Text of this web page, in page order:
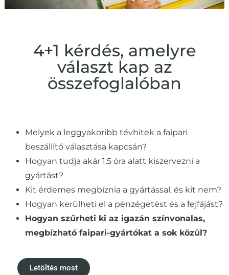
4+1 kérdés, amelyre
választ kap az
összefoglalóban
Melyek a leggyakoribb tévhitek a faipari
beszállító választása kapcsán?
Hogyan tudja akár 1,5 óra alatt kiszervezni a
gyártást?
Kit érdemes megbíznia a gyártással, és kit nem?
Hogyan kerülheti el a pénzégetést és a fejfájást?
Hogyan szűrheti ki az igazán színvonalas,
megbízható faipari-gyártókat a sok közül?
Letöltés most